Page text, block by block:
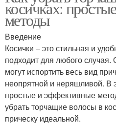
косичках:
методы
Введение
Косички – это стильная и
подходит для любого
могут испортить весь вид
неопрятной и неряшливой. В
простые и эффективные
убрать торчащие волосы в
прическу идеальной.